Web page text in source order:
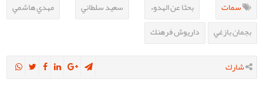
سمات بحثا عن الهدوء سعيد سلطاني
مهدي هاشمي
بجمان بازغي
داريوش فرهنك
شارك